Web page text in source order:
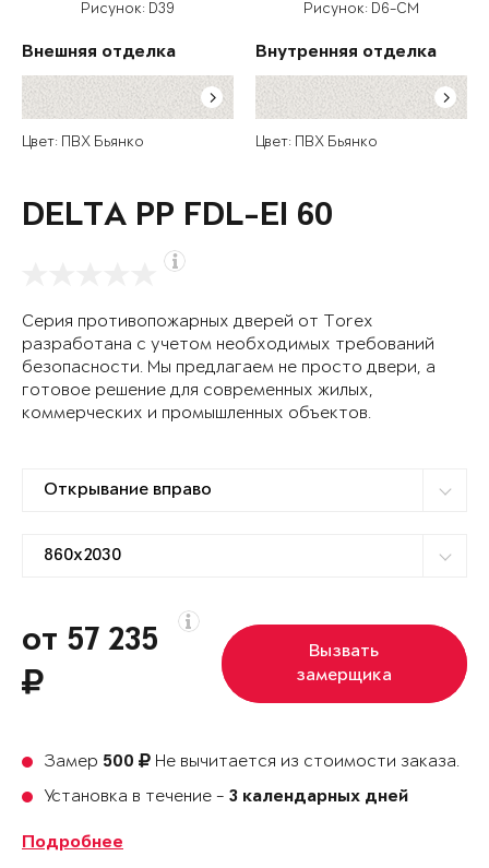
Рисунок: D39
Внешняя отделка
Цвет: ПВХ Бьянко
Рисунок: D6-СM
Внутренняя отделка
Цвет: ПВХ Бьянко
DELTA PP FDL-EI 60
Серия противопожарных дверей от Torex
разработана с учетом необходимых требований
безопасности. Мы предлагаем не просто двери, а
готовое решение для современных жилых,
коммерческих и промышленных объектов.
от 57 235
Вызвать
замерщика
Замер 500
Не вычитается из стоимости заказа.
Установка в течение - 3 календарных дней
Подробнее